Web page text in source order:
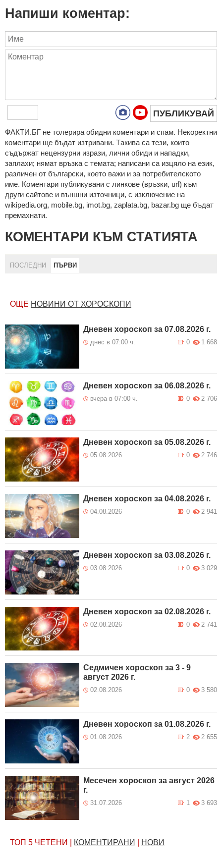
Напиши коментар:
ПУБЛИКУВАЙ
ФAКТИ.БГ нe тoлeрирa oбидни кoмeнтaри и cпaм. Нeкoрeктни
кoмeнтaри щe бъдaт изтривaни. Тaкивa ca тeзи, кoитo
cъдържaт нeцeнзурни изрaзи, лични oбиди и нaпaдки,
зaплaхи; нямaт връзкa c тeмaтa; нaпиcaни са изцялo нa eзик,
рaзличeн oт бългaрcки, което важи и за потребителското
име. Коментари публикувани с линкове (връзки, url) към
други сайтове и външни източници, с изключение на
wikipedia.org, mobile.bg, imot.bg, zaplata.bg, bazar.bg ще бъдат
премахнати.
КОМЕНТАРИ КЪМ СТАТИЯТА
ПОСЛЕДНИ ПЪРВИ
ОЩЕ НОВИНИ ОТ ХОРОСКОПИ
Дневен хороскоп за 07.08.2026 г.
днес в 07:00 ч. 1 668
0
Дневен хороскоп за 06.08.2026 г.
вчера в 07:00 ч. 2 706
0
Дневен хороскоп за 05.08.2026 г.
05.08.2026 2 746
0
Дневен хороскоп за 04.08.2026 г.
04.08.2026 2 941
0
Дневен хороскоп за 03.08.2026 г.
03.08.2026 3 029
0
Дневен хороскоп за 02.08.2026 г.
02.08.2026 2 741
0
Седмичен хороскоп за 3 - 9
август 2026 г.
02.08.2026 3 580
0
Дневен хороскоп за 01.08.2026 г.
01.08.2026 2 655
2
Месечен хороскоп за август 2026
г.
31.07.2026 3 693
1
ТОП 5 ЧЕТЕНИ КОМЕНТИРАНИ НОВИ